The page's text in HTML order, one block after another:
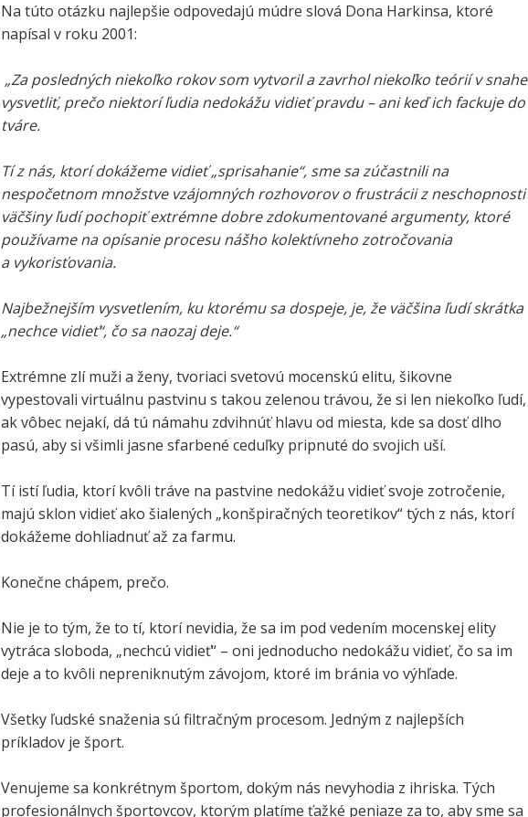
Na túto otázku najlepšie odpovedajú múdre slová Dona Harkinsa, ktoré
napísal v roku 2001:
„Za posledných niekoľko rokov som vytvoril a zavrhol niekoľko teórií v snahe
vysvetliť, prečo niektorí ľudia nedokážu vidieť pravdu – ani keď ich fackuje do
tváre.
Tí z nás, ktorí dokážeme vidieť „sprisahanie“, sme sa zúčastnili na
nespočetnom množstve vzájomných rozhovorov o frustrácii z neschopnosti
väčšiny ľudí pochopiť extrémne dobre zdokumentované argumenty, ktoré
používame na opísanie procesu nášho kolektívneho zotročovania
a vykorisťovania.
Najbežnejším vysvetlením, ku ktorému sa dospeje, je, že väčšina ľudí skrátka
„nechce vidieť“, čo sa naozaj deje.“
Extrémne zlí muži a ženy, tvoriaci svetovú mocenskú elitu, šikovne
vypestovali virtuálnu pastvinu s takou zelenou trávou, že si len niekoľko ľudí,
ak vôbec nejakí, dá tú námahu zdvihnúť hlavu od miesta, kde sa dosť dlho
pasú, aby si všimli jasne sfarbené ceduľky pripnuté do svojich uší.
Tí istí ľudia, ktorí kvôli tráve na pastvine nedokážu vidieť svoje zotročenie,
majú sklon vidieť ako šialených „konšpiračných teoretikov“ tých z nás, ktorí
dokážeme dohliadnuť až za farmu.
Konečne chápem, prečo.
Nie je to tým, že to tí, ktorí nevidia, že sa im pod vedením mocenskej elity
vytráca sloboda, „nechcú vidieť“ – oni jednoducho nedokážu vidieť, čo sa im
deje a to kvôli nepreniknutým závojom, ktoré im bránia vo výhľade.
Všetky ľudské snaženia sú filtračným procesom. Jedným z najlepších
príkladov je šport.
Venujeme sa konkrétnym športom, dokým nás nevyhodia z ihriska. Tých
profesionálnych športovcov, ktorým platíme ťažké peniaze za to, aby sme sa